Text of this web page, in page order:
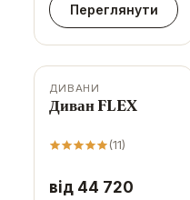
Переглянути
-9 %
ДИВАНИ
Диван FLEX
(11)
від 44 720